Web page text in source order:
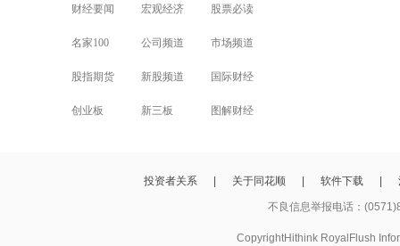
财经要闻 宏观经济 股票必读
名家100 公司频道 市场频道
股指期货 新股频道 国际财经
创业板 新三板 图解财经
投资者关系 关于同花顺 软件下载
不良信息举报电话：
CopyrightHithink RoyalFlush